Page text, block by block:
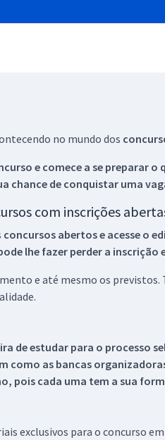
no mundo dos
e comece a se preparar
chance de conquistar uma
com inscrições
concursos abertos e acesse o
lhe fazer perder a inscrição
e até mesmo os
de estudar para o
como as bancas
pois cada uma tem a sua
exclusivos para o concurso